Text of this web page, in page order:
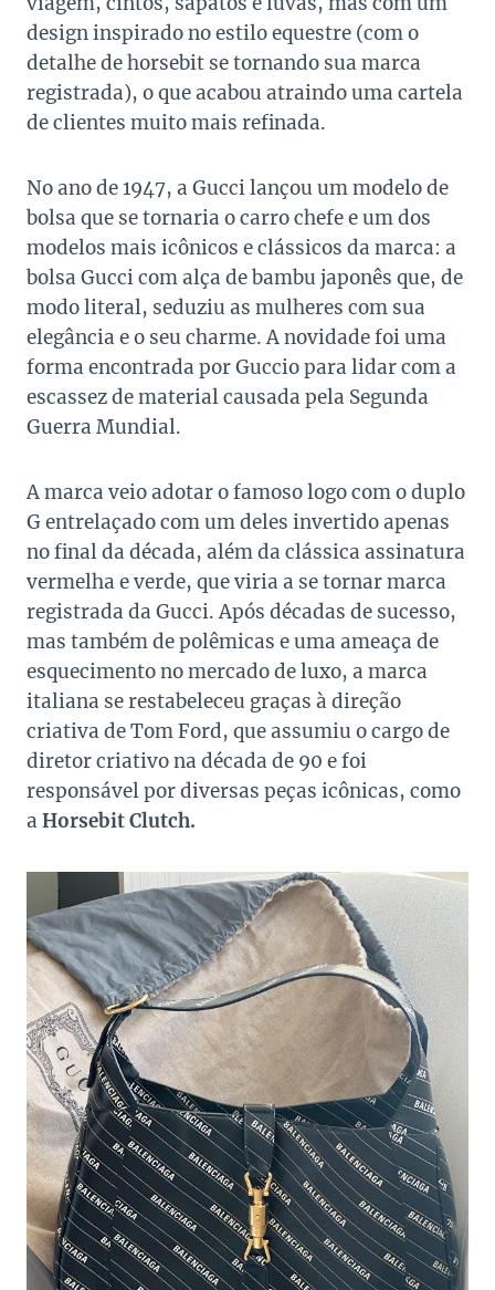
design inspirado no estilo equestre (com o
detalhe de horsebit se tornando sua marca
registrada), o que acabou atraindo uma cartela
de clientes muito mais refinada.
No ano de 1947, a Gucci lançou um modelo de
bolsa que se tornaria o carro chefe e um dos
modelos mais icônicos e clássicos da marca: a
bolsa Gucci com alça de bambu japonês que, de
modo literal, seduziu as mulheres com sua
elegância e o seu charme. A novidade foi uma
forma encontrada por Guccio para lidar com a
escassez de material causada pela Segunda
Guerra Mundial.
A marca veio adotar o famoso logo com o duplo
G entrelaçado com um deles invertido apenas
no final da década, além da clássica assinatura
vermelha e verde, que viria a se tornar marca
registrada da Gucci. Após décadas de sucesso,
mas também de polêmicas e uma ameaça de
esquecimento no mercado de luxo, a marca
italiana se restabeleceu graças à direção
criativa de Tom Ford, que assumiu o cargo de
diretor criativo na década de 90 e foi
responsável por diversas peças icônicas, como
a Horsebit Clutch.